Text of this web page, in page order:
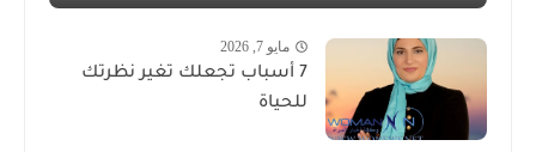
مايو 7, 2026
7 أسباب تجعلك تغير نظرتك
للحياة